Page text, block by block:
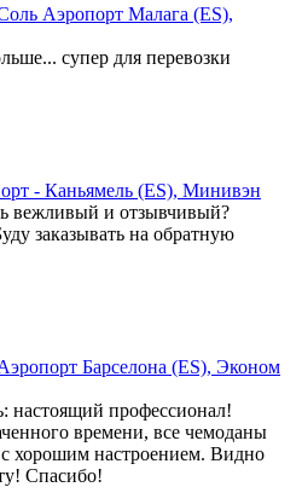
Аэропорт Малага (ES),
супер для перевозки
- Каньямель (ES), Минивэн
вежливый и отзывчивый?
заказывать на обратную
Барселона (ES), Эконом
настоящий профессионал!
времени, все чемоданы
хорошим настроением. Видно
Спасибо!